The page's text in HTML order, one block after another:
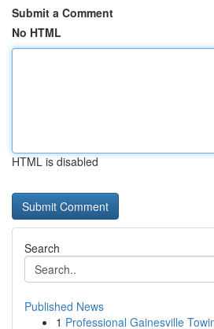
Submit a Comment
No HTML
HTML is disabled
Search
Published News
1 Professional Gainesville